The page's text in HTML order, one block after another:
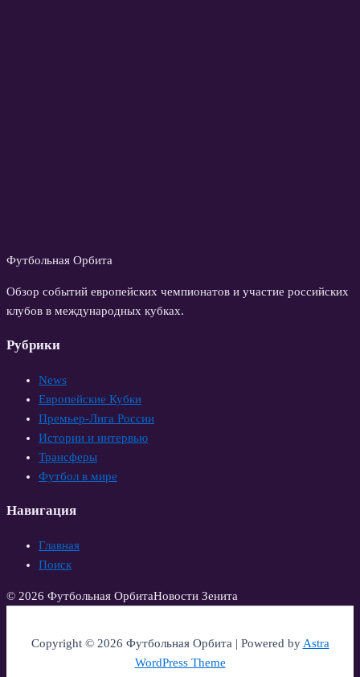
Футбольная Орбита
Обзор событий европейских чемпионатов и участие российских
клубов в международных кубках.
Рубрики
News
Европейские Кубки
Премьер-Лига России
Истории и интервью
Трансферы
Футбол в мире
Навигация
Главная
Поиск
© 2026 Футбольная ОрбитаНовости Зенита
Copyright © 2026 Футбольная Орбита | Powered byAstra
WordPress Theme